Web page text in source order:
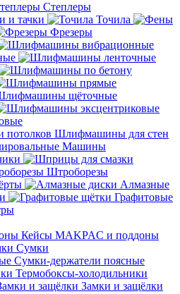
Степлеры
и тачки
Точила
Фрезеры
Шлифмашины для стен
Машины
Штроборезы
Алмазные
Графитовые
Кейсы MAKPAC и поддоны
Сумки
Сумки-держатели поясные
Термобоксы-холодильники
Замки и защёлки